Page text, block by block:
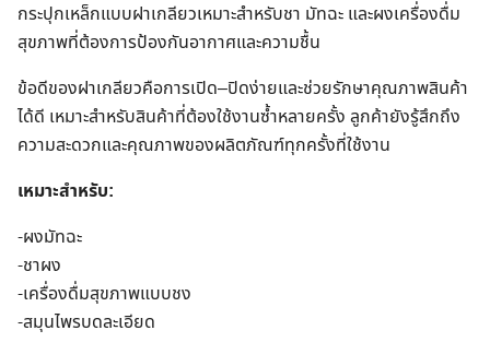
กระปุกเหล็กแบบฝาเกลียวเหมาะสำหรับชา มัทฉะ และผงเครื่องดื่ม
สุขภาพที่ต้องการป้องกันอากาศและความชื้น
ข้อดีของฝาเกลียวคือการเปิด–ปิดง่ายและช่วยรักษาคุณภาพสินค้า
ได้ดี เหมาะสำหรับสินค้าที่ต้องใช้งานซ้ำหลายครั้ง ลูกค้ายังรู้สึกถึง
ความสะดวกและคุณภาพของผลิตภัณฑ์ทุกครั้งที่ใช้งาน
เหมาะสำหรับ:
-ผงมัทฉะ
-ชาผง
-เครื่องดื่มสุขภาพแบบชง
-สมุนไพรบดละเอียด